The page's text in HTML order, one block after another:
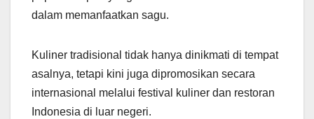
dalam memanfaatkan sagu.
Kuliner tradisional tidak hanya dinikmati di tempat
asalnya, tetapi kini juga dipromosikan secara
internasional melalui festival kuliner dan restoran
Indonesia di luar negeri.